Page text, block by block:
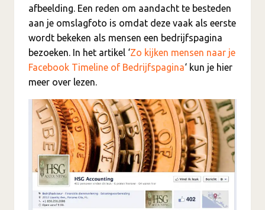
afbeelding. Een reden om aandacht te besteden
aan je omslagfoto is omdat deze vaak als eerste
wordt bekeken als mensen een bedrijfspagina
bezoeken. In het artikel ‘Zo kijken mensen naar je
Facebook Timeline of Bedrijfspagina‘ kun je hier
meer over lezen.